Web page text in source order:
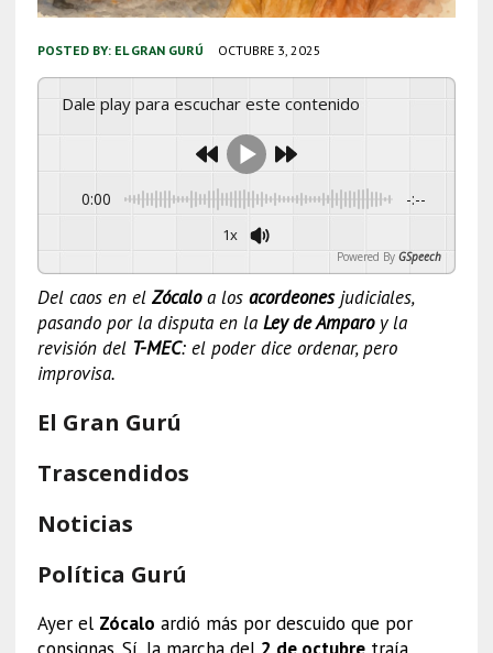
POSTED BY: EL GRAN GURÚ OCTUBRE 3, 2025
Dale play para escuchar este contenido
0:00 -:--
1x
Powered By GSpeech
Del caos en el Zócaloa los acordeonesjudiciales,
pasando por la disputa en la Ley de Amparoy la
revisión del T-MEC: el poder dice ordenar, pero
improvisa.
El Gran Gurú
Trascendidos
Noticias
Política Gurú
Ayer el Zócalo ardió más por descuido que por